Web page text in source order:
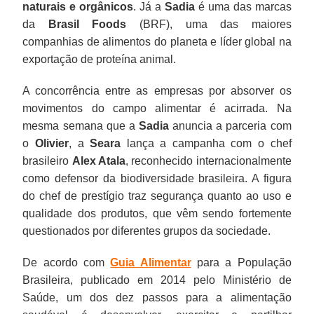
naturais e orgânicos. Já a Sadiaé uma das marcas
da
Brasil Foods (BRF), uma das maiores
companhias de alimentos do planeta e líder global na
exportação de proteína animal.
A concorrência entre as empresas por absorver os
movimentos do campo alimentar é acirrada. Na
mesma semana que a Sadia anuncia a parceria com
o Olivier, aSeara lança a campanha com o chef
brasileiro Alex Atala, reconhecido internacionalmente
como defensor da biodiversidade brasileira. A figura
do chef de prestígio traz segurança quanto ao uso e
qualidade dos produtos, que vêm sendo fortemente
questionados por diferentes grupos da sociedade.
De acordo comGuia Alimentarpara a População
Brasileira, publicado em 2014 pelo Ministério de
Saúde, um dos dez passos para a alimentação